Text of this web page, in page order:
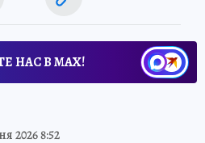
НАС В МАХ!
2026 8:52